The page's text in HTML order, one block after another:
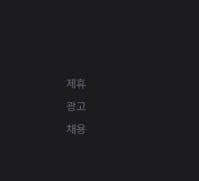
제휴
광고
채용